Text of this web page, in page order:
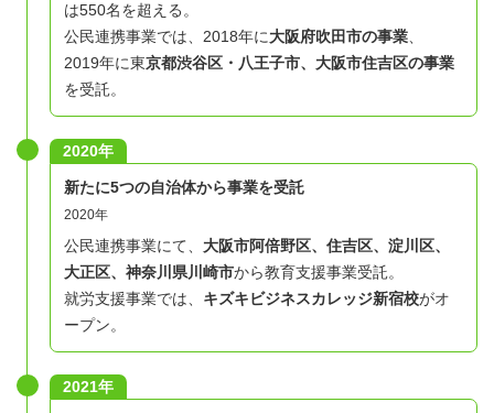
は550名を超える。
公民連携事業では、2018年に大阪府吹田市の事業
2019年に東京都渋谷区・八王子市、大阪市住吉区の事業
を受託。
2020年
新たに5つの自治体から事業を受託
2020年
公民連携事業にて、 大阪市阿倍野区、住吉区、淀川区、
大正区、神奈川県川崎市から教育支援事業受託。
就労支援事業では、 キズキビジネスカレッジ新宿校がオ
ープン。
2021年